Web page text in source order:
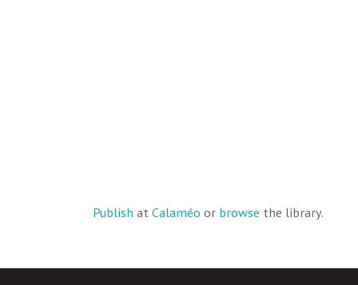
Publish at Calaméo or browse the library.